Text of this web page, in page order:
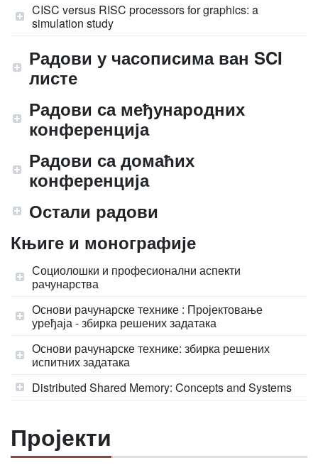
CISC versus RISC processors for graphics: a
simulation study
Радови у часописима ван SCI
листе
Радови са међународних
конференција
Радови са домаћих
конференција
Остали радови
Књиге и монографије
Социолошки и професионални аспекти
рачунарства
Основи рачунарске технике : Пројектовање
уређаја - збирка решених задатака
Основи рачунарске технике: збирка решених
испитних задатака
Distributed Shared Memory: Concepts and Systems
Пројекти